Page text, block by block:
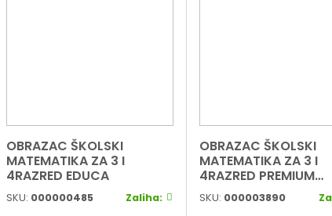
OBRAZAC ŠKOLSKI
MATEMATIKA ZA 3 I
4RAZRED EDUCA
SKU: 000000485 Zaliha:
OBRAZAC ŠKOLSKI
MATEMATIKA ZA 3 I
4RAZRED PREMIUM
CONNECT BOY
SKU: 000003890